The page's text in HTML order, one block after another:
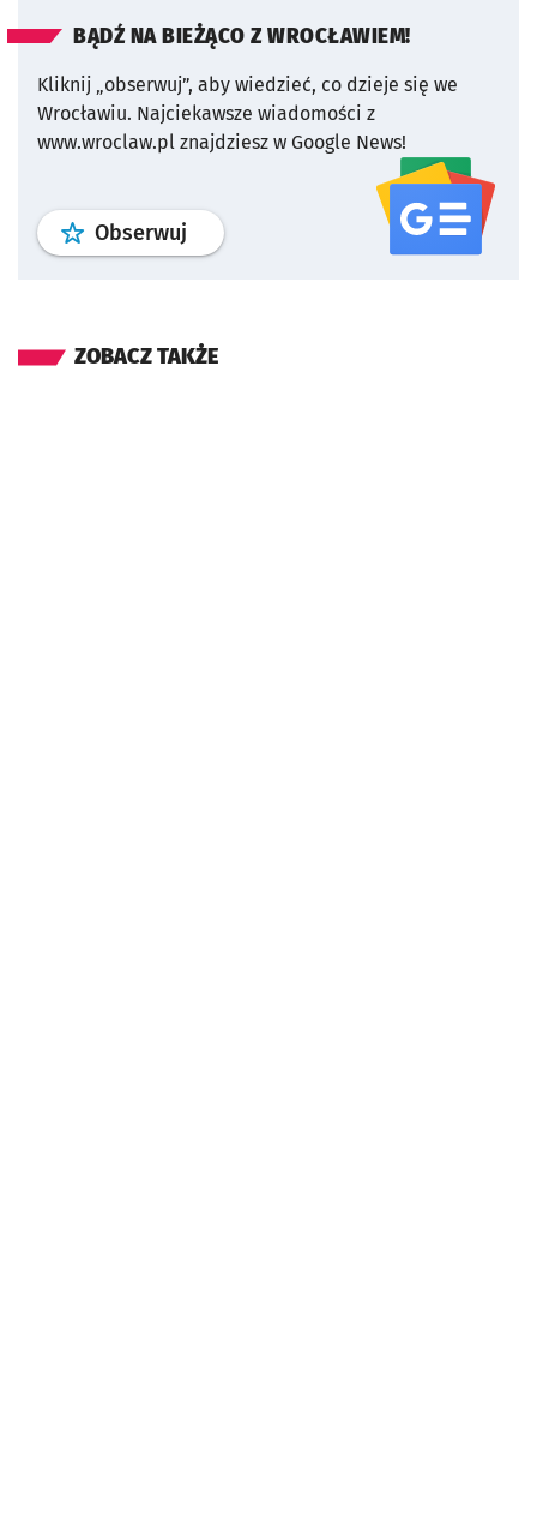
BĄDŹ NA BIEŻĄCO Z WROCŁAWIEM!
Kliknij „obserwuj”, aby wiedzieć, co dzieje się we
Wrocławiu. Najciekawsze wiadomości z
www.wroclaw.pl znajdziesz w Google News!
Obserwuj profil serwisu
ZOBACZ TAKŻE